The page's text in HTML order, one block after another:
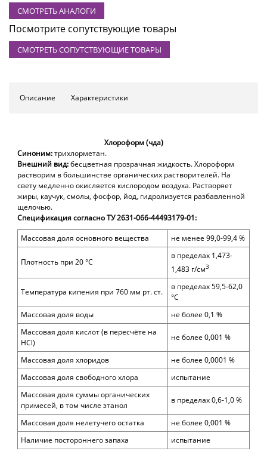
СМОТРЕТЬ АНАЛОГИ
Посмотрите сопутствующие товары
СМОТРЕТЬ СОПУТСТВУЮЩИЕ ТОВАРЫ
Описание Характеристики
Хлороформ (чда)
Синоним:трихлорметан.
Внешний вид:бесцветная прозрачная жидкость. Хлороформ
растворим в большинстве органических растворителей. На
свету медленно окисляется кислородом воздуха. Растворяет
жиры, каучук, смолы, фосфор, йод, гидролизуется разбавленной
щелочью.
Спецификация согласно ТУ 2631-066-44493179-01:
Массовая доля основного вещества
не менее 99,0-99,4 %
Плотность при 20 °С
в пределах 1,473-
1,483 г/см3
Температура кипения при 760 мм рт. ст.
в пределах 59,5-62,0
°С
Массовая доля воды
не более 0,1 %
Массовая доля кислот (в пересчёте на
HCl)
не более 0,001 %
Массовая доля хлоридов
не более 0,0001 %
Массовая доля свободного хлора
испытание
Массовая доля суммы органических
примесей, в том числе этанол
в пределах 0,6-1,0 %
Массовая доля нелетучего остатка
не более 0,001 %
Наличие постороннего запаха
испытание